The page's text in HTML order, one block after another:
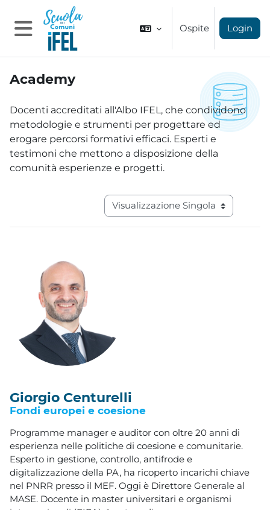
Vai al contenuto principale
Pannello laterale
Ospite Login
Academy
Docenti accreditati all'Albo IFEL, che condividono
metodologie e strumenti per progettare ed
erogare percorsi formativi efficaci. Esperti e
testimoni che mettono a disposizione della
comunità esperienze e progetti.
Navigazione terziaria modalità
Giorgio Centurelli
Fondi europei e coesione
Programme manager e auditor con oltre 20 anni di
esperienza nelle politiche di coesione e comunitarie.
Esperto in gestione, controllo, antifrode e
digitalizzazione della PA, ha ricoperto incarichi chiave
nel PNRR presso il MEF. Oggi è Direttore Generale al
MASE. Docente in master universitari e organismi